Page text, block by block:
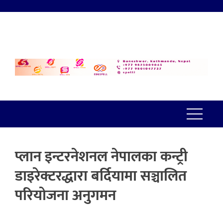
प्लान इन्टरनेशनल नेपालका कन्ट्री
डाइरेक्टरद्धारा बर्दियामा सञ्चालित
परियोजना अनुगमन